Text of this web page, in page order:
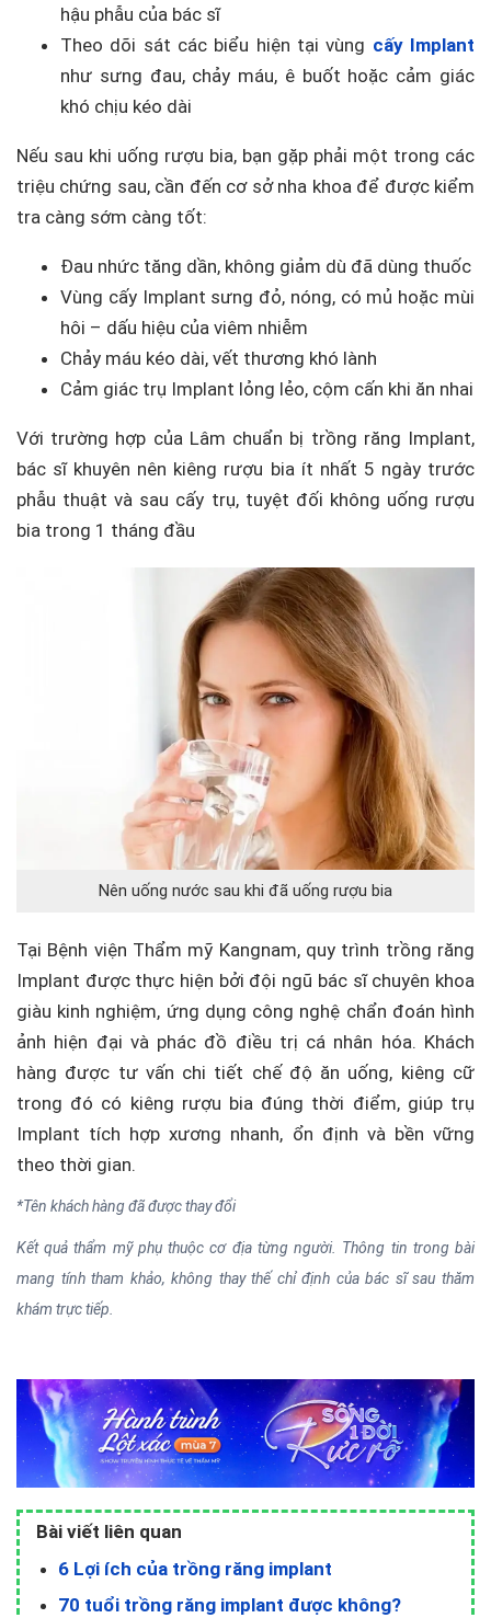
hậu phẫu của bác sĩ
Theo dõi sát các biểu hiện tại vùng cấy Implant
như sưng đau, chảy máu, ê buốt hoặc cảm giác
khó chịu kéo dài
Nếu sau khi uống rượu bia, bạn gặp phải một trong các
triệu chứng sau, cần đến cơ sở nha khoa để được kiểm
tra càng sớm càng tốt:
Đau nhức tăng dần, không giảm dù đã dùng thuốc
Vùng cấy Implant sưng đỏ, nóng, có mủ hoặc mùi
hôi – dấu hiệu của viêm nhiễm
Chảy máu kéo dài, vết thương khó lành
Cảm giác trụ Implant lỏng lẻo, cộm cấn khi ăn nhai
Với trường hợp của Lâm chuẩn bị trồng răng Implant,
bác sĩ khuyên nên kiêng rượu bia ít nhất 5 ngày trước
phẫu thuật và sau cấy trụ, tuyệt đối không uống rượu
bia trong 1 tháng đầu
Nên uống nước sau khi đã uống rượu bia
Tại Bệnh viện Thẩm mỹ Kangnam, quy trình trồng răng
Implant được thực hiện bởi đội ngũ bác sĩ chuyên khoa
giàu kinh nghiệm, ứng dụng công nghệ chẩn đoán hình
ảnh hiện đại và phác đồ điều trị cá nhân hóa. Khách
hàng được tư vấn chi tiết chế độ ăn uống, kiêng cữ
trong đó có kiêng rượu bia đúng thời điểm, giúp trụ
Implant tích hợp xương nhanh, ổn định và bền vững
theo thời gian.
*Tên khách hàng đã được thay đổi
Kết quả thẩm mỹ phụ thuộc cơ địa từng người. Thông tin trong bài
mang tính tham khảo, không thay thế chỉ định của bác sĩ sau thăm
khám trực tiếp.
Bài viết liên quan
6 Lợi ích của trồng răng implant
70 tuổi trồng răng implant được không?